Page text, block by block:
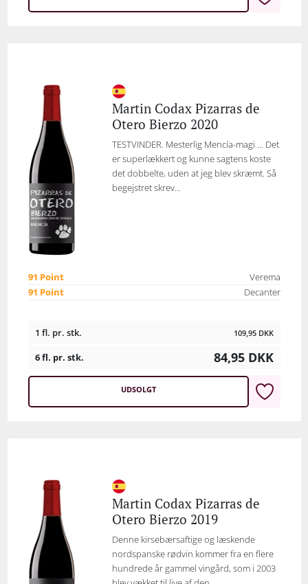
Martin Codax Pizarras de
Otero Bierzo 2020
TESTVINDER. Mesterlig Mencía-magi ... Det
er superlækkert og kunne sagtens koste
det dobbelte, uden at jeg blev skræmt. Så
begejstret skrev...
91 Point
Verema
91 Point
Decanter
1 fl. pr. stk. 109,95 DKK
6 fl. pr. stk. 84,95 DKK
UDSOLGT
Martin Codax Pizarras de
Otero Bierzo 2019
Denne kirsebærsaftige og læskende
nordspanske rødvin kommer fra en flere
hundrede år gammel vingård, som i 2003